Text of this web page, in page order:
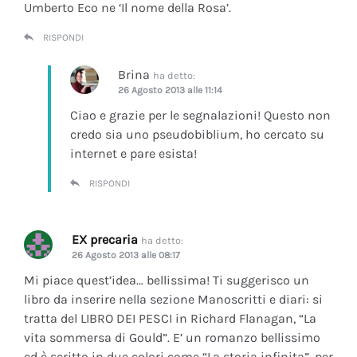
Umberto Eco ne ‘Il nome della Rosa’.
RISPONDI
Brina ha detto:
26 Agosto 2013 alle 11:14
Ciao e grazie per le segnalazioni! Questo non
credo sia uno pseudobiblium, ho cercato su
internet e pare esista!
RISPONDI
EX precaria ha detto:
26 Agosto 2013 alle 08:17
Mi piace quest’idea… bellissima! Ti suggerisco un
libro da inserire nella sezione Manoscritti e diari: si
tratta del LIBRO DEI PESCI in Richard Flanagan, “La
vita sommersa di Gould”. E’ un romanzo bellissimo